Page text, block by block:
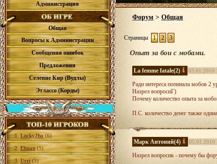
Администрация
Общая
Вопросы к Администрации
Сообщения ошибок
Предложения
Селение Кир (Вудлы)
Этлассо (Корды)
1. LuckyJho (6)
2. Elman(5)
3. Urri (5)
Форум > Общая
Страницы 1 2 3
Опыт за бои с мобами.
La femme fatale(2) 05.01.2010
Ради интереса попинала мобов 2
Назрел вопросиГ)
Почему количество опыта за
П.С. количество денег также
Марк Антоний(4) 05.01.2010
Назрел вопросик - почему бы